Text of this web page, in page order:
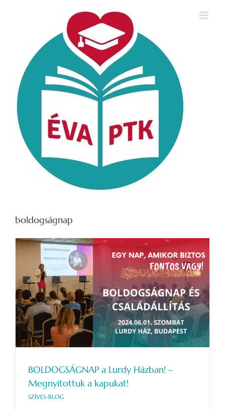
boldogságnap
BOLDOGSÁGNAP a Lurdy Házban! –
Megnyitottuk a kapukat!
SZÍVES-BLOG